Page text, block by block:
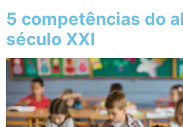
5 competências do
século XXI